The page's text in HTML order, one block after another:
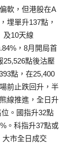
軟，但港股在A
埋單升137點，
及10天線
，8月開局首
25,526點後沽壓
點，在25,400
前止跌回升，半
線推進，全日升
。國指升32點
。科指升37點或
大市全日成交